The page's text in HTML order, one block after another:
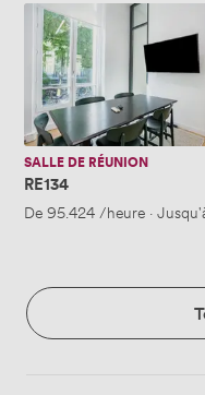
RE134
SALLE DE RÉUNION
RE134
De95.424/heure ·